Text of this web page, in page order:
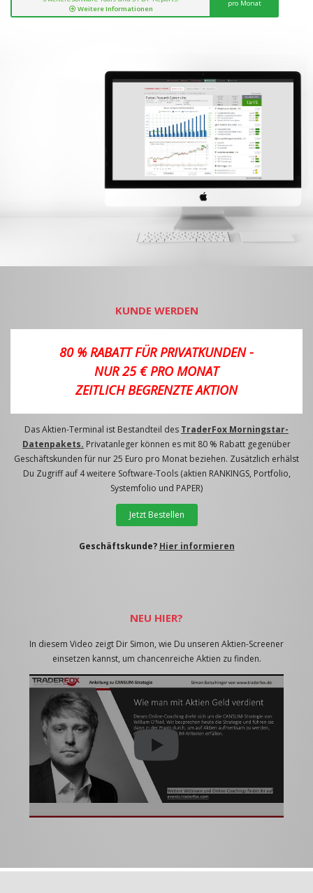
Weitere Informationen
pro Monat
KUNDE WERDEN
80 % RABATT FÜR PRIVATKUNDEN -
NUR 25 € PRO MONAT
ZEITLICH BEGRENZTE AKTION
Das Aktien-Terminal ist Bestandteil des TraderFox Morningstar-
Datenpakets. Privatanleger können es mit 80 % Rabatt gegenüber
Geschäftskunden für nur 25 Euro pro Monat beziehen. Zusätzlich erhälst
Du Zugriff auf 4 weitere Software-Tools (aktien RANKINGS, Portfolio,
Systemfolio und PAPER)
Jetzt Bestellen
Geschäftskunde? Hier informieren
NEU HIER?
In diesem Video zeigt Dir Simon, wie Du unseren Aktien-Screener
einsetzen kannst, um chancenreiche Aktien zu finden.